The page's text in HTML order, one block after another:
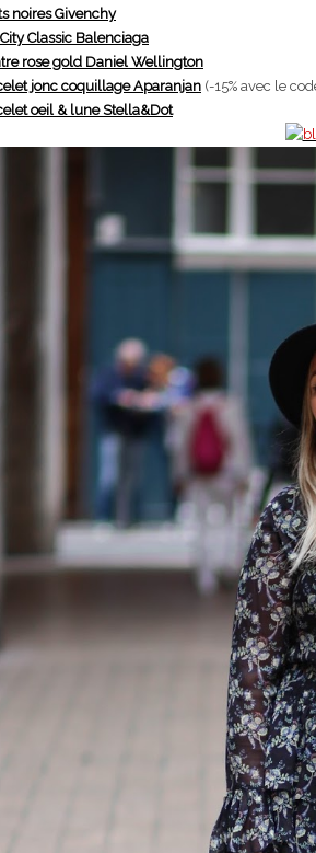
noires Givenchy
Classic Balenciaga
rose gold Daniel Wellington
jonc coquillage Aparanjan (-15% avec le
oeil & lune Stella&Dot